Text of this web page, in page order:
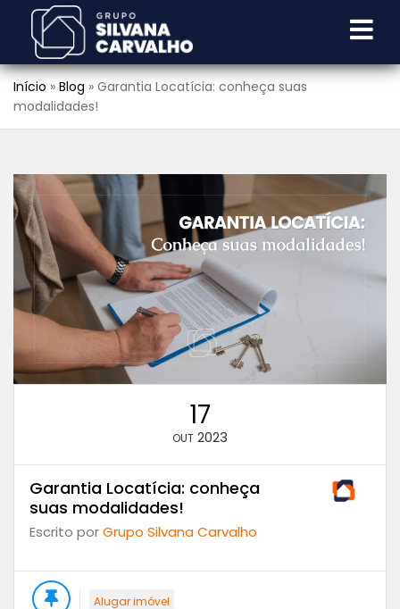
Início » Blog » Garantia Locatícia: conheça suas
modalidades!
17
OUT 2023
Garantia Locatícia: conheça
suas modalidades!
Escrito porGrupo Silvana Carvalho
Alugar imóvel